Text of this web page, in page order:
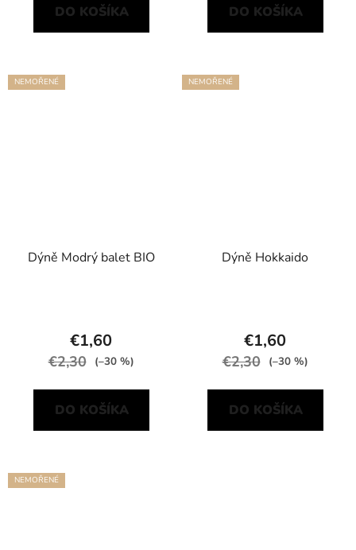
DO KOŠÍKA DO KOŠÍKA
NEMOŘENÉ
Dýně Modrý balet BIO
€1,60
€2,30 (–30 %)
DO KOŠÍKA
NEMOŘENÉ
Dýně Hokkaido
€1,60
€2,30 (–30 %)
DO KOŠÍKA
NEMOŘENÉ